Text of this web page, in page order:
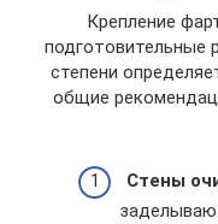
Крепление
подготовительные
степени
общие
Стены